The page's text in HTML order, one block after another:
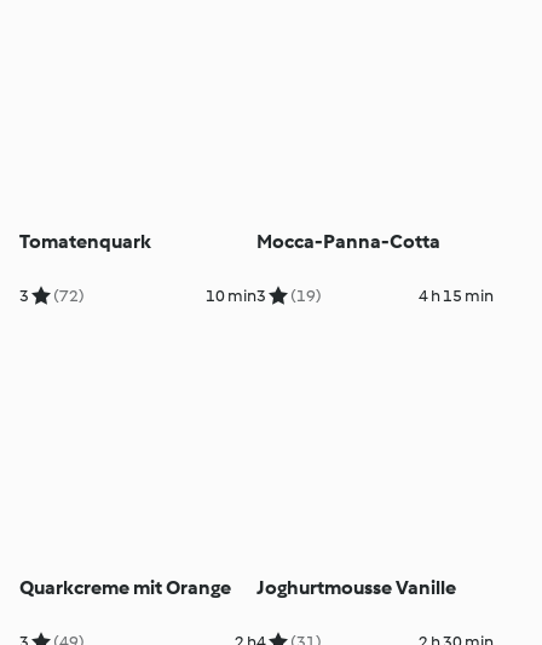
Tomatenquark
3 (72) 10 min
Mocca-Panna-Cotta
3 (19) 4 h 15 min
Quarkcreme mit Orange Joghurtmousse Vanille